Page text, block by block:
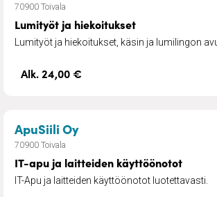
70900 Toivala
Lumityöt ja hiekoitukset
Lumityöt ja hiekoitukset, käsin ja lumilingon
Alk. 24,00 €
ApuSiili Oy– IT-apu ja laitteiden
70900 Toivala
IT-apu ja laitteiden käyttöönotot
IT-Apu ja laitteiden käyttöönotot luotettavasti.